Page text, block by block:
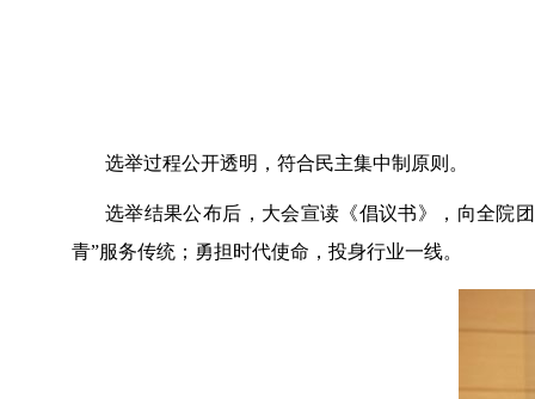
选举过程公开透明，符合民主集中制原则。
选举结果公布后，大会宣读《倡议书》，向全院
青”服务传统；勇担时代使命，投身行业一线。